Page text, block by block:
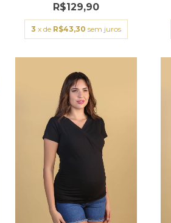
R$129,90
3 x de R$43,30 sem juros